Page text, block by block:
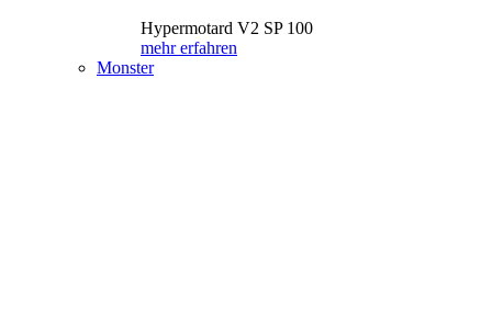
Hypermotard V2 SP 100
mehr erfahren
Monster